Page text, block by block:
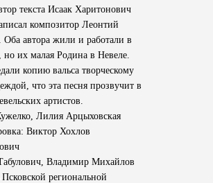
текста Исаак Харитонович
композитор Леонтий
автора жили и работали в
их малая Родина в Невеле.
копию вальса творческому
что эта песня прозвучит в
артистов.
Лилия Арцыховская
Виктор Хохлов
Владимир Михайлов
региональной